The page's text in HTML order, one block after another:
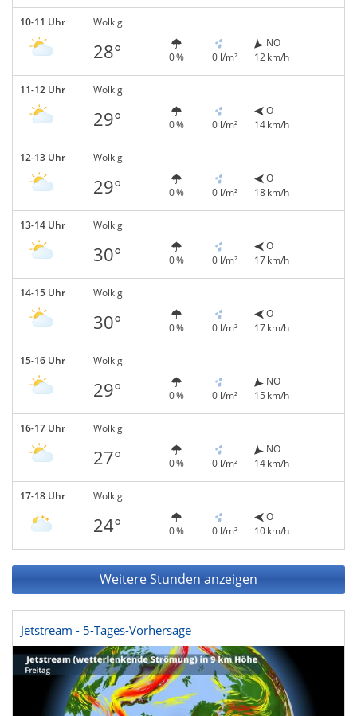
10-11 Uhr Wolkig
28° 0 % 0 l/m²
NO
12 km/h
11-12 Uhr Wolkig
29° 0 % 0 l/m²
O
14 km/h
12-13 Uhr Wolkig
29° 0 % 0 l/m²
O
18 km/h
13-14 Uhr Wolkig
30° 0 % 0 l/m²
O
17 km/h
14-15 Uhr Wolkig
30° 0 % 0 l/m²
O
17 km/h
15-16 Uhr Wolkig
29° 0 % 0 l/m²
NO
15 km/h
16-17 Uhr Wolkig
27° 0 % 0 l/m²
NO
14 km/h
17-18 Uhr Wolkig
24° 0 % 0 l/m²
O
10 km/h
Weitere Stunden anzeigen
Jetstream - 5-Tages-Vorhersage